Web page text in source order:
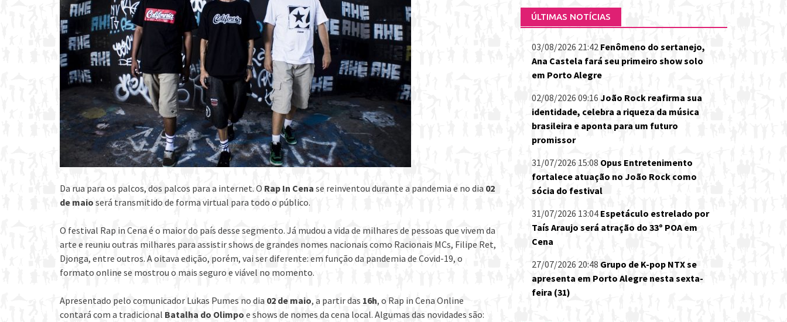
Da rua para os palcos, dos palcos para a internet. O Rap In Cena se reinventou durante a pandemia e no dia 02
de maio será transmitido de forma virtual para todo o público.
O festival Rap in Cena é o maior do país desse segmento. Já mudou a vida de milhares de pessoas que vivem da
arte e reuniu outras milhares para assistir shows de grandes nomes nacionais como Racionais MCs, Filipe Ret,
Djonga, entre outros. A oitava edição, porém, vai ser diferente: em função da pandemia de Covid-19, o
formato online se mostrou o mais seguro e viável no momento.
Apresentado pelo comunicador Lukas Pumes no dia 02 de maio, a partir das 16h, o Rap in Cena Online
contará com a tradicional Batalha do Olimpo e shows de nomes da cena local. Algumas das novidades são:
ÚLTIMAS NOTÍCIAS
03/08/2026 21:42 Fenômeno do sertanejo,
Ana Castela fará seu primeiro show solo
em Porto Alegre
02/08/2026 09:16 João Rock reafirma sua
identidade, celebra a riqueza da música
brasileira e aponta para um futuro
promissor
31/07/2026 15:08 Opus Entretenimento
fortalece atuação no João Rock como
sócia do festival
31/07/2026 13:04 Espetáculo estrelado por
Taís Araujo será atração do 33º POA em
Cena
27/07/2026 20:48 Grupo de K-pop NTX se
apresenta em Porto Alegre nesta sexta-
feira (31)